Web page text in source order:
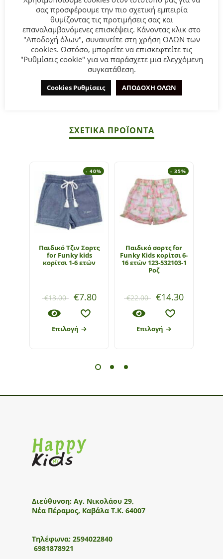
Παιδικό σορτς for Funky Kids για κορίτσι από 2 έως 6 ετών
σε μέντα χρώμα.
Σύνθεση:100% POLYESTER.
ΣΥΜΒΟΥΛΕΣ
Πλένεται στο πλυντήριο στους 30°C.
ΣΧΕΤΙΚΆ ΠΡΟΪΌΝΤΑ
- 40%
Παιδικό Τζιν Σορτς
for Funky kids
κορίτσι 1-6 ετών
€13.00 €7.80
Επιλογή
- 35%
Παιδικό σορτς for
Funky Kids κορίτσι 6-
16 ετών 123-532103-1
Ροζ
€22.00 €14.30
Επιλογή
Διεύθυνση: Αγ. Νικολάου 29,
Νέα Πέραμος, Καβάλα Τ.Κ. 64007
Τηλέφωνα: 2594022840
6981878921
σας προσφέρουμε την πιο σχετική εμπειρία
θυμίζοντας τις προτιμήσεις σας και
επαναλαμβανόμενες επισκέψεις. Κάνοντας κλικ στο
"Αποδοχή όλων", συναινείτε στη χρήση ΟΛΩΝ των
cookies. Ωστόσο, μπορείτε να επισκεφτείτε τις
"Ρυθμίσεις cookie" για να παράσχετε μια ελεγχόμενη
συγκατάθεση.
Cookies Ρυθμίσεις ΑΠΟΔΟΧΗ ΟΛΩΝ